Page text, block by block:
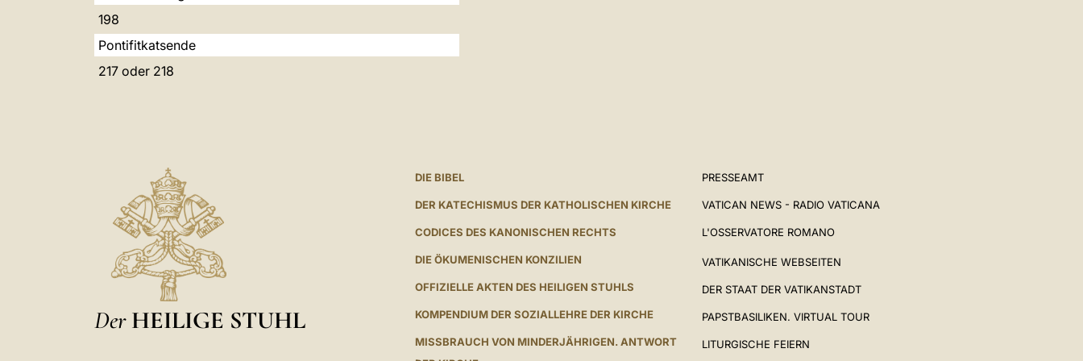
198
Pontifitkatsende
217 oder 218
Der HEILIGE STUHL
DIE BIBEL
DER KATECHISMUS DER KATHOLISCHEN KIRCHE
CODICES DES KANONISCHEN RECHTS
DIE ÖKUMENISCHEN KONZILIEN
OFFIZIELLE AKTEN DES HEILIGEN STUHLS
KOMPENDIUM DER SOZIALLEHRE DER KIRCHE
MISSBRAUCH VON MINDERJÄHRIGEN. ANTWORT
PRESSEAMT
VATICAN NEWS - RADIO VATICANA
L'OSSERVATORE ROMANO
VATIKANISCHE WEBSEITEN
DER STAAT DER VATIKANSTADT
PAPSTBASILIKEN. VIRTUAL TOUR
LITURGISCHE FEIERN